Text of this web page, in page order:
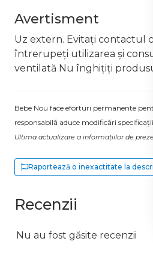
Avertisment
Uz extern. Evitați contactul
întrerupeți utilizarea și
ventilată Nu înghițiți
Bebe Nou face eforturi permanente
responsabilă aduce modificări
Ultima actualizare a informațiilor de
Raportează o inexactitate la
Recenzii
Nu au fost găsite recenzii